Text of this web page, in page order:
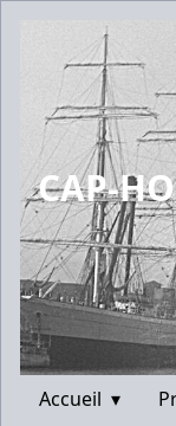
CAP-
Accueil ▾